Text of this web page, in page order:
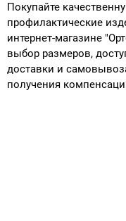
Покупайте
профилактические
интернет-магазине
выбор размеров,
доставки и
получения
Аппараты на суставы
Санитарные
инвалидов